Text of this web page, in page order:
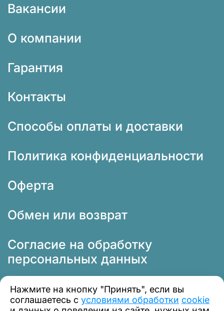
Вакансии
О компании
Гарантия
Контакты
Способы оплаты и доставки
Политика конфиденциальности
Оферта
Обмен или возврат
Согласие на обработку
персональных данных
Нажмите на кнопку "Принять", если вы
соглашаетесь с условиями обработки cookie